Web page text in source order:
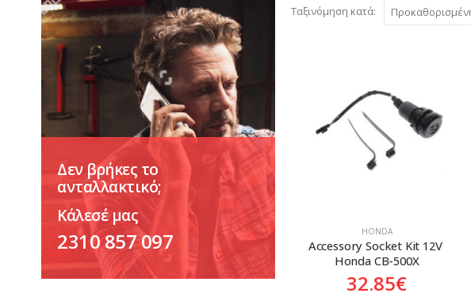
Ταξινόμηση κατά:
HONDA
Accessory Socket Kit 12V
Honda CB-500X
32.85€
Δεν βρήκες το
ανταλλακτικό;
Κάλεσέ μας
2310 857 097